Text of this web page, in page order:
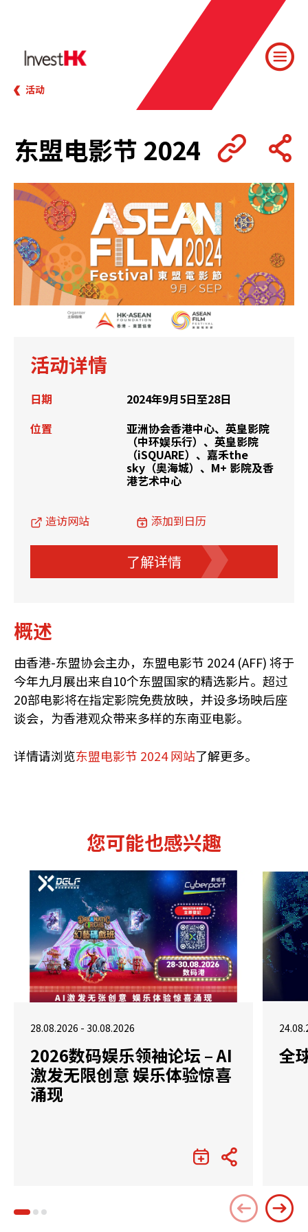
活动
东盟电影节 2024
活动详情
日期
2024年9月5日至28日
位置
亚洲协会香港中心、英皇影院
（中环娱乐行）、英皇影院
（iSQUARE）、嘉禾the
sky（奥海城）、M+ 影院及香
港艺术中心
造访网站 添加到日历
了解详情
概述
由香港-东盟协会主办，东盟电影节 2024 (AFF) 将于
今年九月展出来自10个东盟国家的精选影片。超过
20部电影将在指定影院免费放映，并设多场映后座
谈会，为香港观众带来多样的东南亚电影。
详情请浏览东盟电影节 2024 网站了解更多。
您可能也感兴趣
28.08.2026 - 30.08.2026
2026数码娱乐领袖论坛 – AI
激发无限创意 娱乐体验惊喜
涌现
全